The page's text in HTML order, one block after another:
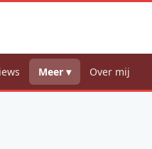
Meer ▾ Over mij